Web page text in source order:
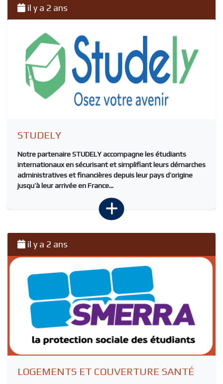
il y a 2 ans
STUDELY
Notre partenaireSTUDELYaccompagne les étudiants
internationaux en sécurisant et simplifiant leurs démarches
administratives et financières depuis leur pays d’origine
jusqu’à leur arrivée en France...
il y a 2 ans
LOGEMENTS ET COUVERTURE SANTÉ